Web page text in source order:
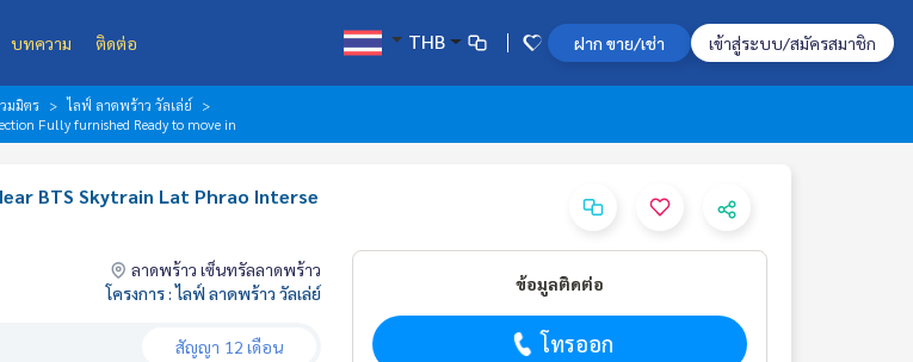
บทความ ติดต่อ THB ฝาก ขาย/เช่า เข้าสู่ระบบ/สมัครสมาชิก
มมิตร
ไลฟ์ ลาดพร้าว วัลเล่ย์
Fully furnished Ready to move in
BTS Skytrain Lat Phrao Interse
ลาดพร้าว เซ็นทรัลลาดพร้าว
โครงการ : ไลฟ์ ลาดพร้าว วัลเล่ย์
สัญญา 12 เดือน
ข้อมูลติดต่อ
โทรออก